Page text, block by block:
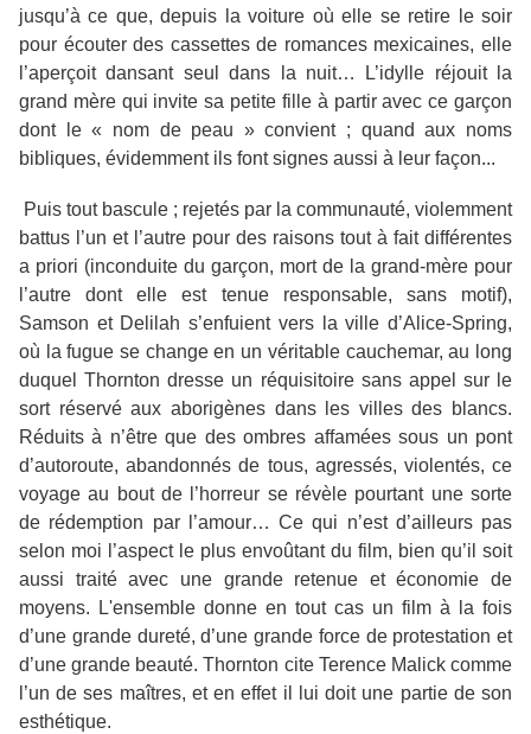
jusqu’à ce que, depuis la voiture où elle se retire le soir
pour écouter des cassettes de romances mexicaines, elle
l’aperçoit dansant seul dans la nuit… L’idylle réjouit la
grand mère qui invite sa petite fille à partir avec ce garçon
dont le « nom de peau » convient ; quand aux noms
bibliques, évidemment ils font signes aussi à leur façon...
Puis tout bascule ; rejetés par la communauté, violemment
battus l’un et l’autre pour des raisons tout à fait différentes
a priori (inconduite du garçon, mort de la grand-mère pour
l’autre dont elle est tenue responsable, sans motif),
Samson et Delilah s’enfuient vers la ville d’Alice-Spring,
où la fugue se change en un véritable cauchemar, au long
duquel Thornton dresse un réquisitoire sans appel sur le
sort réservé aux aborigènes dans les villes des blancs.
Réduits à n’être que des ombres affamées sous un pont
d’autoroute, abandonnés de tous, agressés, violentés, ce
voyage au bout de l’horreur se révèle pourtant une sorte
de rédemption par l’amour… Ce qui n’est d’ailleurs pas
selon moi l’aspect le plus envoûtant du film, bien qu’il soit
aussi traité avec une grande retenue et économie de
moyens. L'ensemble donne en tout cas un film à la fois
d’une grande dureté, d’une grande force de protestation et
d’une grande beauté. Thornton cite Terence Malick comme
l’un de ses maîtres, et en effet il lui doit une partie de son
esthétique.